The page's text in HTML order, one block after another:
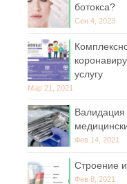
ботокса?
Сен 4, 2023
услугу
Мар 21, 2021
Валидация
Фев 14, 2021
Строение
Фев 8, 2021